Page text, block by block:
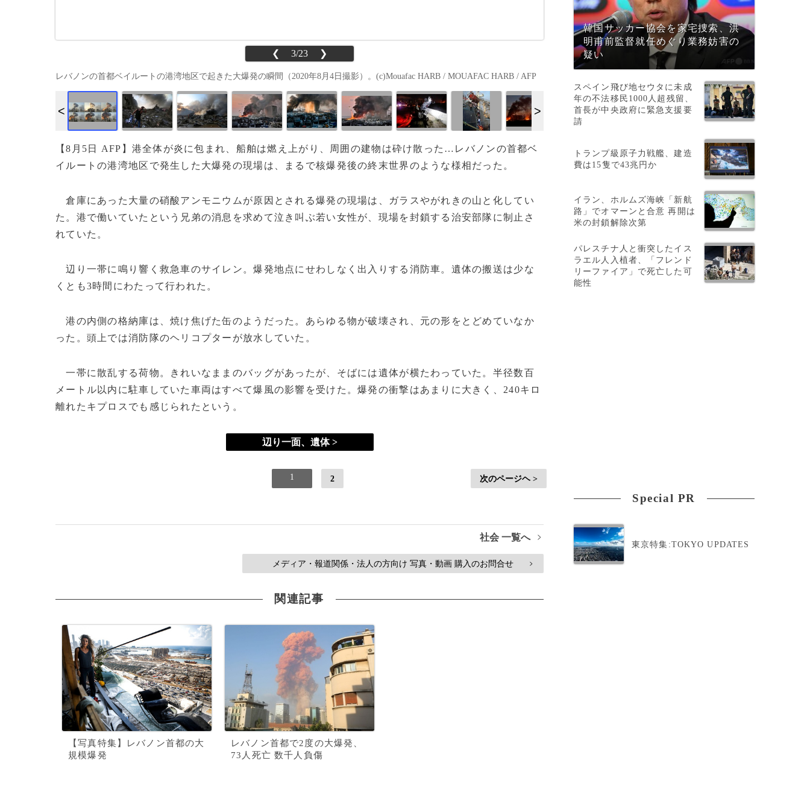
❮ 3/23 ❯
レバノンの首都ベイルートの港湾地区で起きた大爆発の瞬間（2020年8月4日撮影）。(c)Mouafac HARB / MOUAFAC HARB / AFP
【8月5日 AFP】港全体が炎に包まれ、船舶は燃え上がり、周囲の建物は砕け散った…レバノンの首都ベ
イルートの港湾地区で発生した大爆発の現場は、まるで核爆発後の終末世界のような様相だった。
倉庫にあった大量の硝酸アンモニウムが原因とされる爆発の現場は、ガラスやがれきの山と化してい
た。港で働いていたという兄弟の消息を求めて泣き叫ぶ若い女性が、現場を封鎖する治安部隊に制止さ
れていた。
辺り一帯に鳴り響く救急車のサイレン。爆発地点にせわしなく出入りする消防車。遺体の搬送は少な
くとも3時間にわたって行われた。
港の内側の格納庫は、焼け焦げた缶のようだった。あらゆる物が破壊され、元の形をとどめていなか
った。頭上では消防隊のヘリコプターが放水していた。
一帯に散乱する荷物。きれいなままのバッグがあったが、そばには遺体が横たわっていた。半径数百
メートル以内に駐車していた車両はすべて爆風の影響を受けた。爆発の衝撃はあまりに大きく、240キロ
離れたキプロスでも感じられたという。
辺り一面、遺体 >
1 2 次のページヘ >
社会 一覧へ >
メディア・報道関係・法人の方向け 写真・動画 購入のお問合せ >
関連記事
【写真特集】レバノン首都の大
規模爆発
レバノン首都で2度の大爆発、
73人死亡 数千人負傷
韓国サッカー協会を家宅捜索、洪
明甫前監督就任めぐり業務妨害の
疑い
スペイン飛び地セウタに未成
年の不法移民1000人超残留、
首長が中央政府に緊急支援要
請
トランプ級原子力戦艦、建造
費は15隻で43兆円か
イラン、ホルムズ海峡「新航
路」でオマーンと合意 再開は
米の封鎖解除次第
パレスチナ人と衝突したイス
ラエル人入植者、「フレンド
リーファイア」で死亡した可
能性
Special PR
東京特集:TOKYO UPDATES